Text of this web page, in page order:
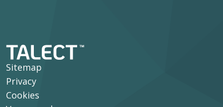
Sitemap
Privacy
Cookies